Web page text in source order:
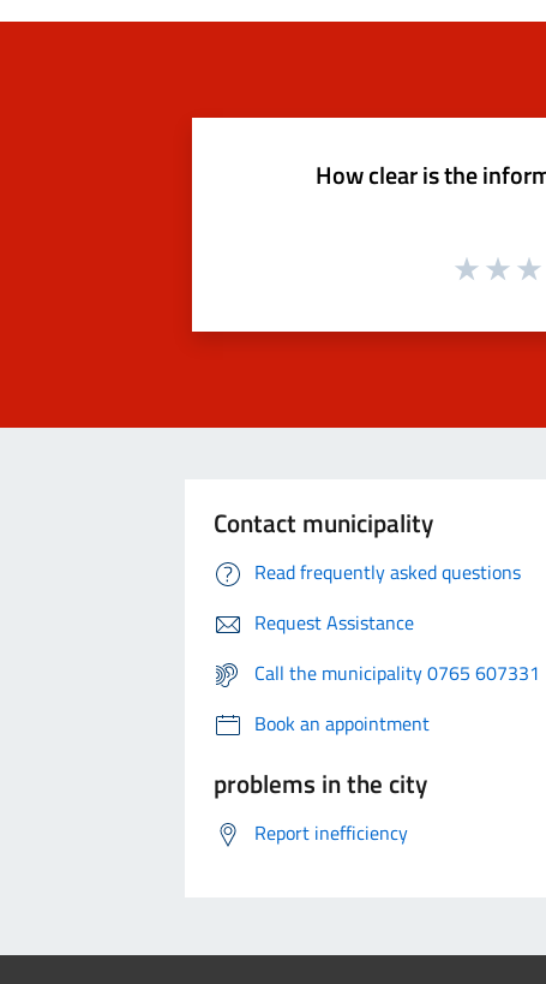
How clear is the
Contact municipality
Read frequently asked questions
Request Assistance
Call the municipality 0765 607331
Book an appointment
problems in the city
Report inefficiency